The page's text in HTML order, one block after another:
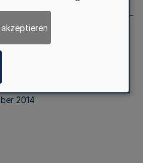
des Landes
(Hochschulgesetz -
2014